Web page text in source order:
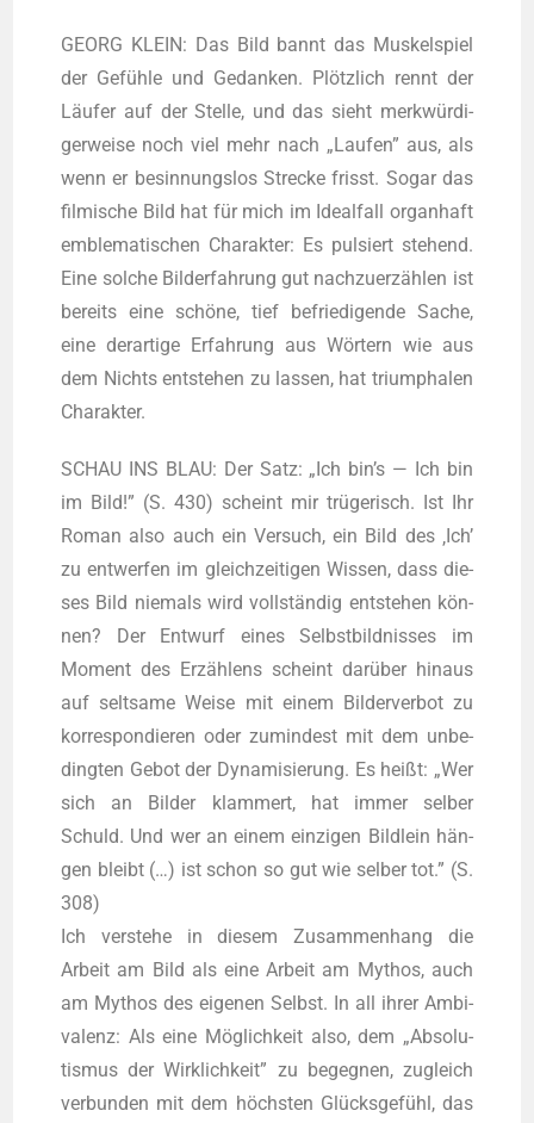
GEORG KLEIN: Das Bild bannt das Mus­kel­spiel
der Gefüh­le und Gedan­ken. Plötz­lich rennt der
Läu­fer auf der Stel­le, und das sieht merk­wür­di­
ger­wei­se noch viel mehr nach „Lau­fen” aus, als
wenn er besin­nungs­los Stre­cke frisst. Sogar das
fil­mi­sche Bild hat für mich im Ide­al­fall organ­haft
emble­ma­ti­schen Cha­rak­ter: Es pul­siert ste­hend.
Eine sol­che Bild­erfah­rung gut nach­zu­er­zäh­len ist
bereits eine schö­ne, tief befrie­di­gen­de Sache,
eine der­ar­ti­ge Erfah­rung aus Wör­tern wie aus
dem Nichts ent­ste­hen zu las­sen, hat tri­um­pha­len
Charakter.
SCHAU INS BLAU: Der Satz: „Ich bin’s — Ich bin
im Bild!” (S. 430) scheint mir trü­ge­risch. Ist Ihr
Roman also auch ein Ver­such, ein Bild des ‚Ich’
zu ent­wer­fen im gleich­zei­ti­gen Wis­sen, dass die­
ses Bild nie­mals wird voll­stän­dig ent­ste­hen kön­
nen? Der Ent­wurf eines Selbst­bild­nis­ses im
Moment des Erzäh­lens scheint dar­über hin­aus
auf selt­sa­me Wei­se mit einem Bil­der­ver­bot zu
kor­re­spon­die­ren oder zumin­dest mit dem unbe­
ding­ten Gebot der Dyna­mi­sie­rung. Es heißt: „Wer
sich an Bil­der klam­mert, hat immer sel­ber
Schuld. Und wer an einem ein­zi­gen Bild­lein hän­
gen bleibt (…) ist schon so gut wie sel­ber tot.” (S.
308)
Ich ver­ste­he in die­sem Zusam­men­hang die
Arbeit am Bild als eine Arbeit am Mythos, auch
am Mythos des eige­nen Selbst. In all ihrer Ambi­
va­lenz: Als eine Mög­lich­keit also, dem „Abso­lu­
tis­mus der Wirk­lich­keit” zu begeg­nen, zugleich
ver­bun­den mit dem höchs­ten Glücks­ge­fühl, das